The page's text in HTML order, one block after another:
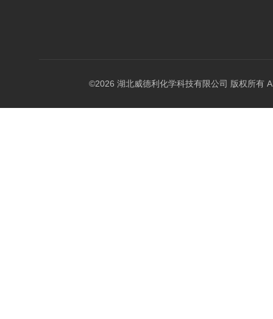
©2026 湖北威德利化学科技有限公司 版权所有